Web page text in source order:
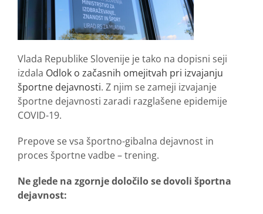
Vlada Republike Slovenije je tako na dopisni seji
izdala Odlok o začasnih omejitvah pri izvajanju
športne dejavnosti. Z njim se zameji izvajanje
športne dejavnosti zaradi razglašene epidemije
COVID-19.
Prepove se vsa športno-gibalna dejavnost in
proces športne vadbe – trening.
Ne glede na zgornje določilo se dovoli športna
dejavnost: